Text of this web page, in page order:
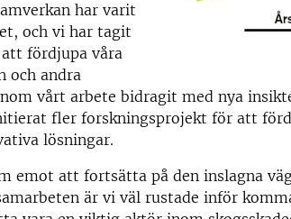
har varit
och vi har tagit
fördjupa våra
och andra
vårt arbete bidragit med nya
fler forskningsprojekt för att
lösningar.
emot att fortsätta på den inslagna
är vi väl rustade inför